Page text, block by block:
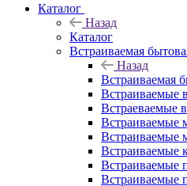
Каталог
Назад
Каталог
Встраиваемая
Назад
Встраиваемая
Встраиваемые
Встраеваемые
Встраиваемые
Встраиваемые
Встраиваемые
Встраиваемые
Встраиваемые